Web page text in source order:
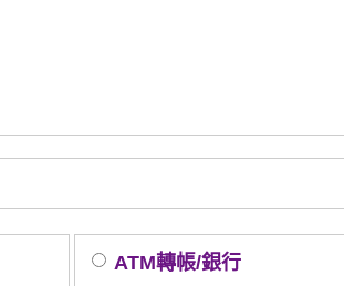
ATM轉帳/銀行